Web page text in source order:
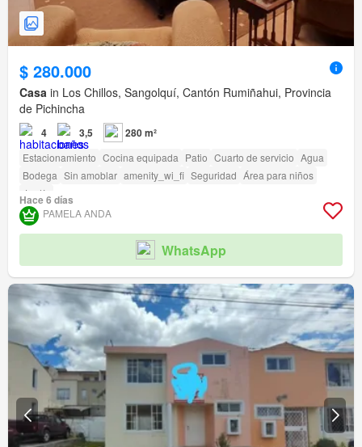
$ 280.000
Casa in Los Chillos, Sangolquí, Cantón Rumiñahui, Provincia
de Pichincha
4 3,5 280 m²
Estacionamiento Cocina equipada Patio Cuarto de servicio Agua
Bodega Sin amoblar amenity_wi_fi Seguridad Área para niños
Jardín
Hace 6 días
PAMELA ANDA
WhatsApp